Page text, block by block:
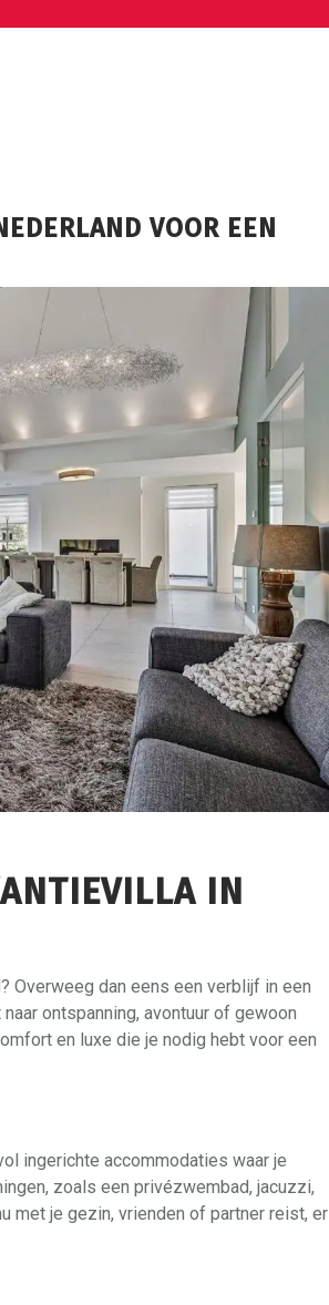
VOOR EEN
IN
Overweeg dan eens een verblijf in een
ontspanning, avontuur of gewoon
en luxe die je nodig hebt voor een
ingerichte accommodaties waar je
zoals een privézwembad, jacuzzi,
met je gezin, vrienden of partner reist, er